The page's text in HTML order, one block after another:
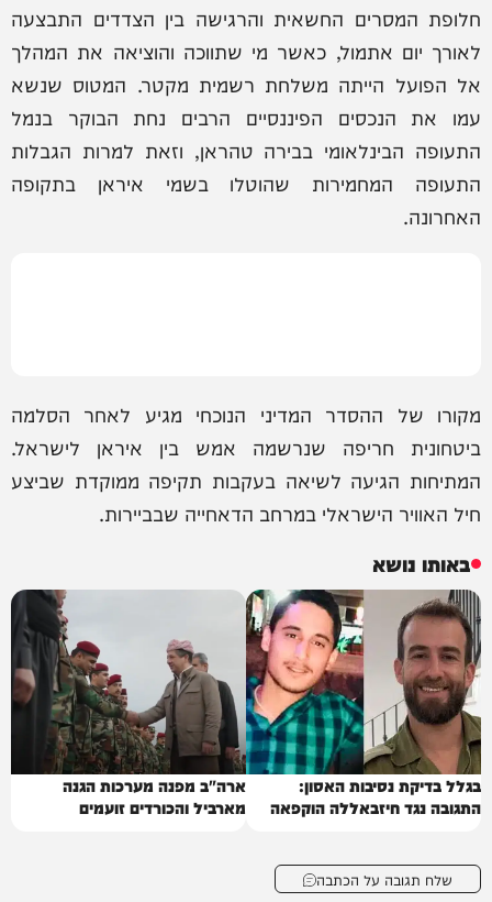
חלופת המסרים החשאית והרגישה בין הצדדים התבצעה
לאורך יום אתמול, כאשר מי שתווכה והוציאה את המהלך
אל הפועל הייתה משלחת רשמית מקטר. המטוס שנשא
עמו את הנכסים הפיננסיים הרבים נחת הבוקר בנמל
התעופה הבינלאומי בבירה טהראן, וזאת למרות הגבלות
התעופה המחמירות שהוטלו בשמי איראן בתקופה
האחרונה.
מקורו של ההסדר המדיני הנוכחי מגיע לאחר הסלמה
ביטחונית חריפה שנרשמה אמש בין איראן לישראל.
המתיחות הגיעה לשיאה בעקבות תקיפה ממוקדת שביצע
חיל האוויר הישראלי במרחב הדאחייה שבביירות.
באותו נושא
בגלל בדיקת נסיבות האסון:
התגובה נגד חיזבאללה הוקפאה
ארה"ב מפנה מערכות הגנה
מארביל והכורדים זועמים
שלח תגובה על הכתבה